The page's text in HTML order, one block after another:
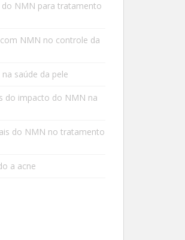
do NMN para tratamento
NMN no controle da
saúde da pele
do impacto do NMN na
do NMN no tratamento
a acne